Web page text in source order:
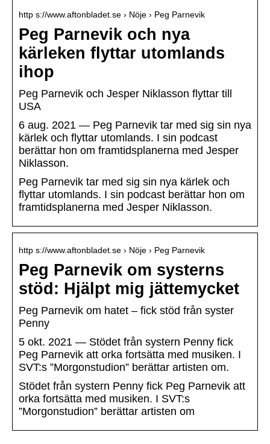
http s://www.aftonbladet.se › Nöje › Peg Parnevik
Peg Parnevik och nya
kärleken flyttar utomlands
ihop
Peg Parnevik och Jesper Niklasson flyttar till
USA
6 aug. 2021 — Peg Parnevik tar med sig sin nya
kärlek och flyttar utomlands. I sin podcast
berättar hon om framtidsplanerna med Jesper
Niklasson.
Peg Parnevik tar med sig sin nya kärlek och
flyttar utomlands. I sin podcast berättar hon om
framtidsplanerna med Jesper Niklasson.
http s://www.aftonbladet.se › Nöje › Peg Parnevik
Peg Parnevik om systerns
stöd: Hjälpt mig jättemycket
Peg Parnevik om hatet – fick stöd från syster
Penny
5 okt. 2021 — Stödet från systern Penny fick
Peg Parnevik att orka fortsätta med musiken. I
SVT:s ”Morgonstudion” berättar artisten om.
Stödet från systern Penny fick Peg Parnevik att
orka fortsätta med musiken. I SVT:s
”Morgonstudion” berättar artisten om